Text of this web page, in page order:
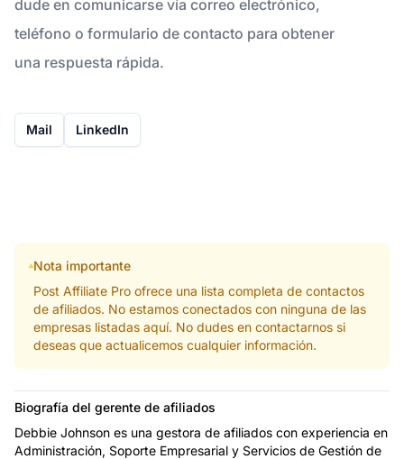
dude en comunicarse vía correo electrónico,
teléfono o formulario de contacto para obtener
una respuesta rápida.
Mail LinkedIn
Nota importante
Post Affiliate Pro ofrece una lista completa de contactos
de afiliados. No estamos conectados con ninguna de las
empresas listadas aquí. No dudes en contactarnos si
deseas que actualicemos cualquier información.
Biografía del gerente de afiliados
Debbie Johnson es una gestora de afiliados con experiencia en
Administración, Soporte Empresarial y Servicios de Gestión de